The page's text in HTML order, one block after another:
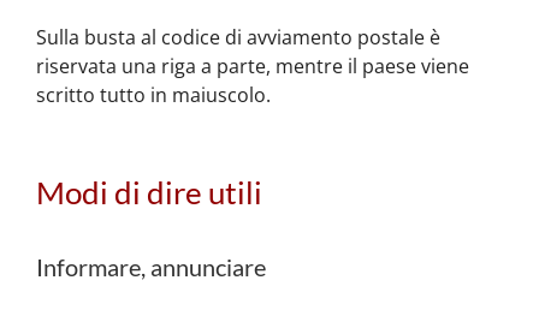
Sulla busta al codice di avviamento postale è
riservata una riga a parte, mentre il paese viene
scritto tutto in maiuscolo.
Modi di dire utili
Informare, annunciare